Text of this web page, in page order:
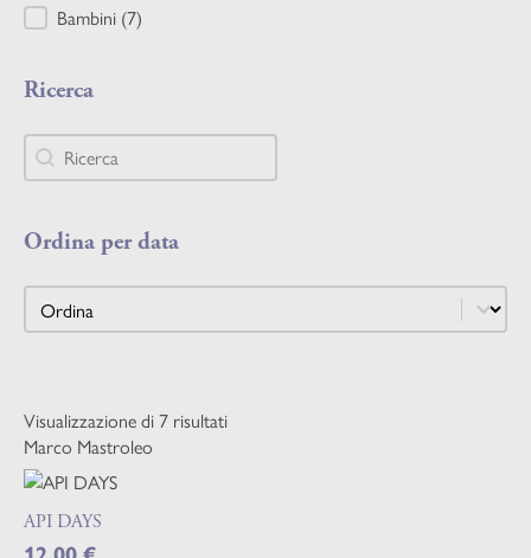
Bambini (7)
Ricerca
Ricerca
Ricerca
Ordina per data
Ordina per data
Ordina per data
Visualizzazione di 7 risultati
Marco Mastroleo
API DAYS